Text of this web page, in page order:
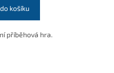
košíku
příběhová hra.